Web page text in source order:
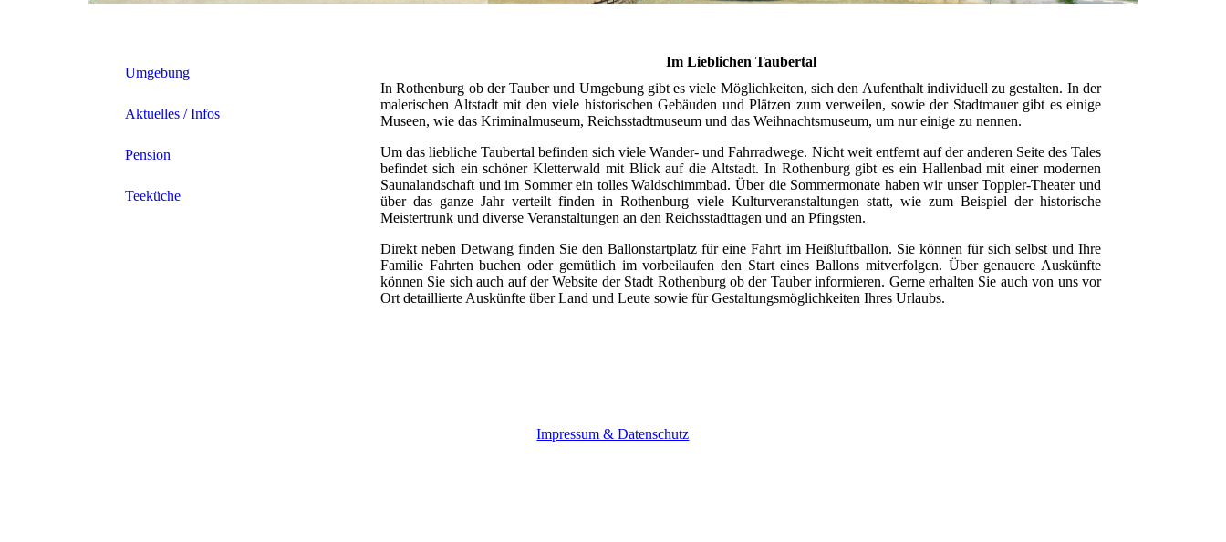
Umgebung
Aktuelles / Infos
Pension
Teeküche
Im Lieblichen Taubertal
In Rothenburg ob der Tauber und Umgebung gibt es viele Möglichkeiten, sich den Aufenthalt individuell zu gestalten. In der
malerischen Altstadt mit den viele historischen Gebäuden und Plätzen zum verweilen, sowie der Stadtmauer gibt es einige
Museen, wie das Kriminalmuseum, Reichsstadtmuseum und das Weihnachtsmuseum, um nur einige zu nennen.
Um das liebliche Taubertal befinden sich viele Wander- und Fahrradwege. Nicht weit entfernt auf der anderen Seite des Tales
befindet sich ein schöner Kletterwald mit Blick auf die Altstadt. In Rothenburg gibt es ein Hallenbad mit einer modernen
Saunalandschaft und im Sommer ein tolles Waldschimmbad. Über die Sommermonate haben wir unser Toppler-Theater und
über das ganze Jahr verteilt finden in Rothenburg viele Kulturveranstaltungen statt, wie zum Beispiel der historische
Meistertrunk und diverse Veranstaltungen an den Reichsstadttagen und an Pfingsten.
Direkt neben Detwang finden Sie den Ballonstartplatz für eine Fahrt im Heißluftballon. Sie können für sich selbst und Ihre
Familie Fahrten buchen oder gemütlich im vorbeilaufen den Start eines Ballons mitverfolgen. Über genauere Auskünfte
können Sie sich auch auf der Website der Stadt Rothenburg ob der Tauber informieren. Gerne erhalten Sie auch von uns vor
Ort detaillierte Auskünfte über Land und Leute sowie für Gestaltungsmöglichkeiten Ihres Urlaubs.
Impressum & Datenschutz